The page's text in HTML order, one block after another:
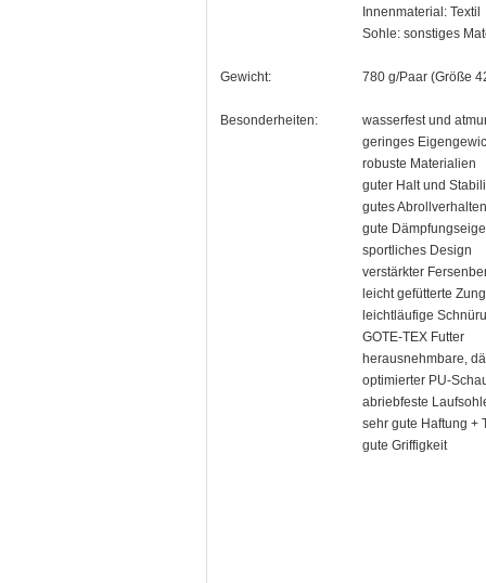
Innenmaterial: Textil
Sohle: sonstiges
Gewicht: 780 g/Paar (Größe
Besonderheiten:
wasserfest und
geringes
robuste Materialien
guter Halt und
gutes Abrollverhalten
gute
sportliches Design
verstärkter
leicht gefütterte
leichtläufige
GOTE-TEX Futter
herausnehmbare,
optimierter PU-
abriebfeste
sehr gute Haftung +
gute Griffigkeit